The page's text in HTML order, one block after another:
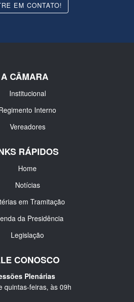
EM CONTATO!
A CÂMARA
Institucional
Interno
Vereadores
RÁPIDOS
Home
Notícias
em Tramitação
da Presidência
Legislação
CONOSCO
Plenárias
quintas-feiras, às 09h